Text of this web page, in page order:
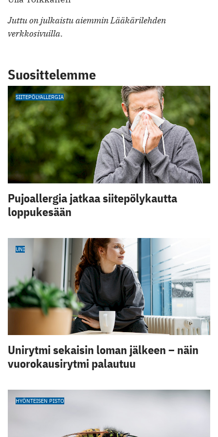
Juttu on julkaistu aiemmin Lääkärilehden
verkkosivuilla.
Suosittelemme
SIITEPÖLYALLERGIA
Pujoallergia jatkaa siitepölykautta
loppukesään
UNI
Unirytmi sekaisin loman jälkeen – näin
vuorokausirytmi palautuu
HYÖNTEISEN PISTO